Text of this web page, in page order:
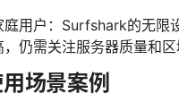
庭用户：Surfshark的无限
仍需关注服务器质量和区
场景案例